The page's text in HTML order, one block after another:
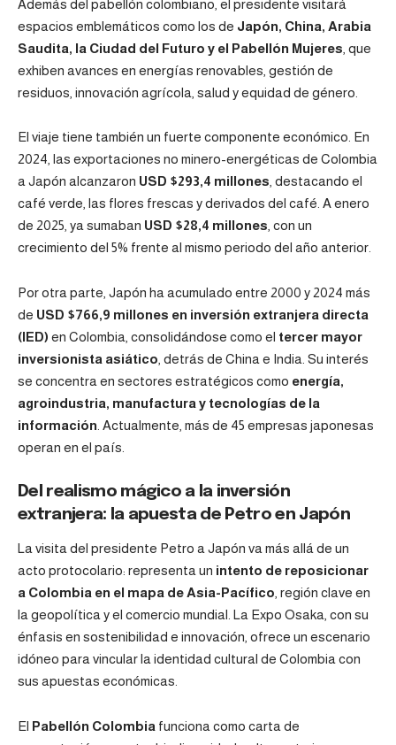
Además del pabellón colombiano , el presidente visitará
espacios emblemáticos como los de Japón, China, Arabia
Saudita, la Ciudad del Futuro y el Pabellón Mujeres , que
exhiben avances en energías renovables, gestión de
residuos, innovación agrícola, salud y equidad de género.
El viaje tiene también un fuerte componente económico. En
2024, las exportaciones no minero-energéticas de Colombia
a Japón alcanzaron USD $293,4 millones , destacando el
café verde, las flores frescas y derivados del café. A enero
de 2025, ya sumaban USD $28,4 millones , con un
crecimiento del 5% frente al mismo periodo del año anterior.
Por otra parte, Japón ha acumulado entre 2000 y 2024 más
de USD $766,9 millones en inversión extranjera directa
(IED) en Colombia, consolidándose como el tercer mayor
inversionista asiático , detrás de China e India. Su interés
se concentra en sectores estratégicos como energía,
agroindustria, manufactura y tecnologías de la
información . Actualmente, más de 45 empresas japonesas
operan en el país.
Del realismo mágico a la inversión
extranjera: la apuesta de Petro en Japón
La visita del presidente Petro a Japón va más allá de un
acto protocolario: representa un intento de reposicionar
a Colombia en el mapa de Asia-Pacífico , región clave en
la geopolítica y el comercio mundial. La Expo Osaka, con su
énfasis en sostenibilidad e innovación, ofrece un escenario
idóneo para vincular la identidad cultural de Colombia con
sus apuestas económicas.
El Pabellón Colombia funciona como carta de